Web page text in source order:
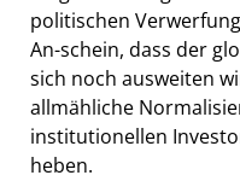
politischen
An-schein, dass der
sich noch ausweiten
allmähliche
institutionellen
heben.